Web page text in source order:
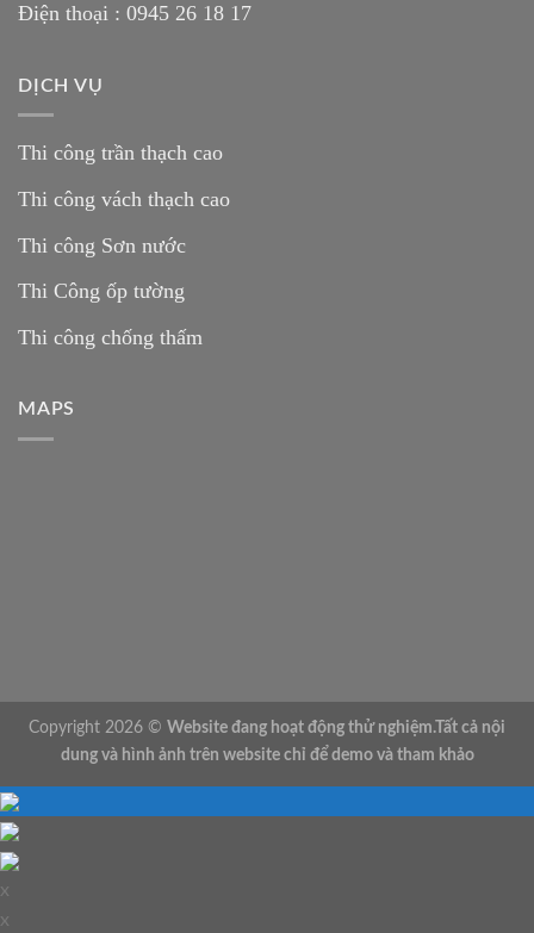
Điện thoại : 0945 26 18 17
DỊCH VỤ
Thi công trần thạch cao
Thi công vách thạch cao
Thi công Sơn nước
Thi Công ốp tường
Thi công chống thấm
MAPS
Copyright 2026 © Website đang hoạt động thử nghiệm.Tất cả nội
dung và hình ảnh trên website chỉ để demo và tham khảo
x
x